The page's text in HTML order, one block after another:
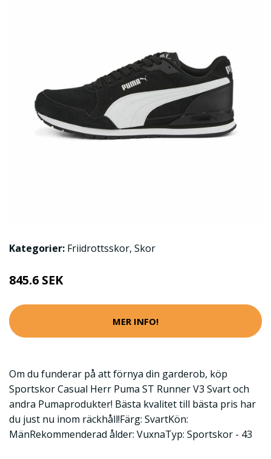
Kategorier: Friidrottsskor, Skor
845.6 SEK
MER INFO!
Om du funderar på att förnya din garderob, köp
Sportskor Casual Herr Puma ST Runner V3 Svart och
andra Pumaprodukter! Bästa kvalitet till bästa pris har
du just nu inom räckhåll!Färg: SvartKön:
MänRekommenderad ålder: VuxnaTyp: Sportskor - 43